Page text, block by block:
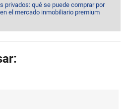
privados: qué se puede comprar por
el mercado inmobiliario premium